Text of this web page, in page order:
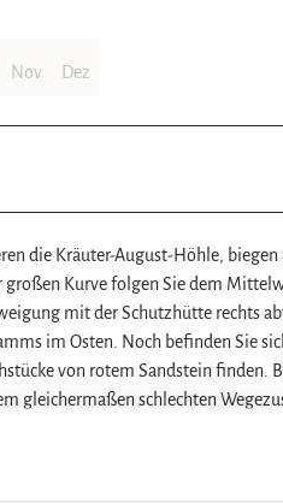
Nov Dez
die Kräuter-August-Höhle,
großen Kurve folgen Sie dem
mit der Schutzhütte rechts
im Osten. Noch befinden Sie
von rotem Sandstein finden.
gleichermaßen schlechten
– am Talweg sind teilweise die